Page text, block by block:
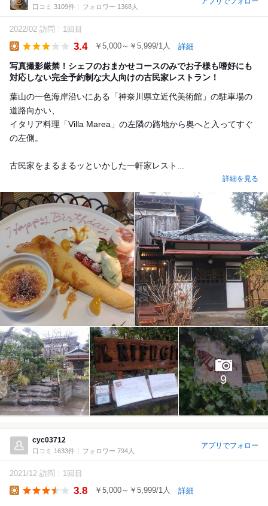
口コミ 3109件 フォロワー 1368人
2022/02 訪問 1回目
3.4 ￥5,000～￥5,999/1人 詳細
写真撮影厳禁！シェフのおまかせコースのみでお子様も嗜好にも
対応しない完全予約制な大人向けの古民家レストラン！
葉山の一色海岸沿いにある「神奈川県立近代美術館」の駐車場の
道路向かい、
イタリア料理「Villa Marea」の左隣の路地から奥へと入ってすぐ
の左側。
古民家をまるまるッといかした一軒家レスト...
詳細を見る
9
cyc03712
口コミ 1633件 フォロワー 794人
アプリでフォロー
2021/12 訪問 1回目
3.8 ￥5,000～￥5,999/1人 詳細